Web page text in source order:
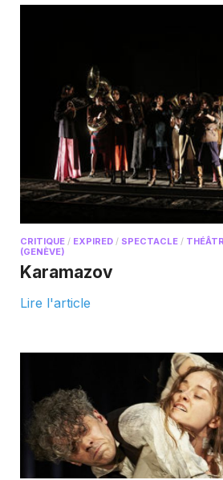
CRITIQUE / EXPIRED / SPECTACLE /
(GENÈVE)
Karamazov
Lire l'article